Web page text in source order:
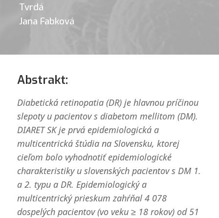
Tvrdá
Jana Fabková
Abstrakt:
Diabetická retinopatia (DR) je hlavnou príčinou
slepoty u pacientov s diabetom mellitom (DM).
DIARET SK je prvá epidemiologická a
multicentrická štúdia na Slovensku, ktorej
cieľom bolo vyhodnotiť epidemiologické
charakteristiky u slovenských pacientov s DM 1.
a 2. typu a DR. Epidemiologický a
multicentrický prieskum zahŕňal 4 078
dospelých pacientov (vo veku ≥ 18 rokov) od 51